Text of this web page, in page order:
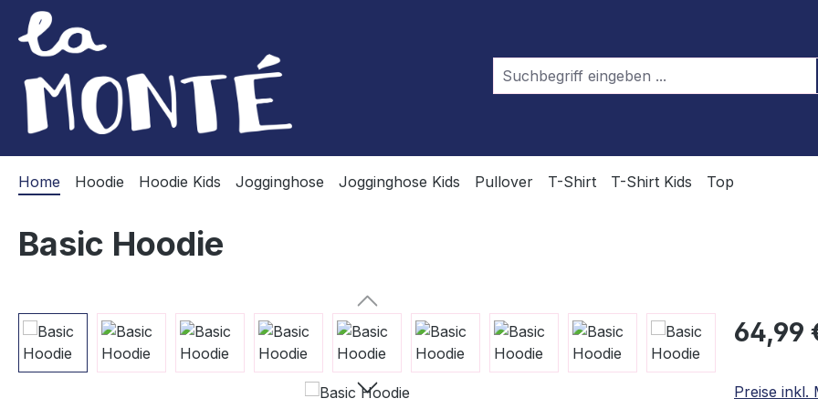
Hauptinhalt springen
Zur Suche springen
Zur Hauptnavigation springen
Home Hoodie Hoodie Kids Jogginghose Jogginghose Kids Pullover T-Shirt T-Shirt Kids Top
Basic Hoodie
Regulärer
64,99
Preise inkl.